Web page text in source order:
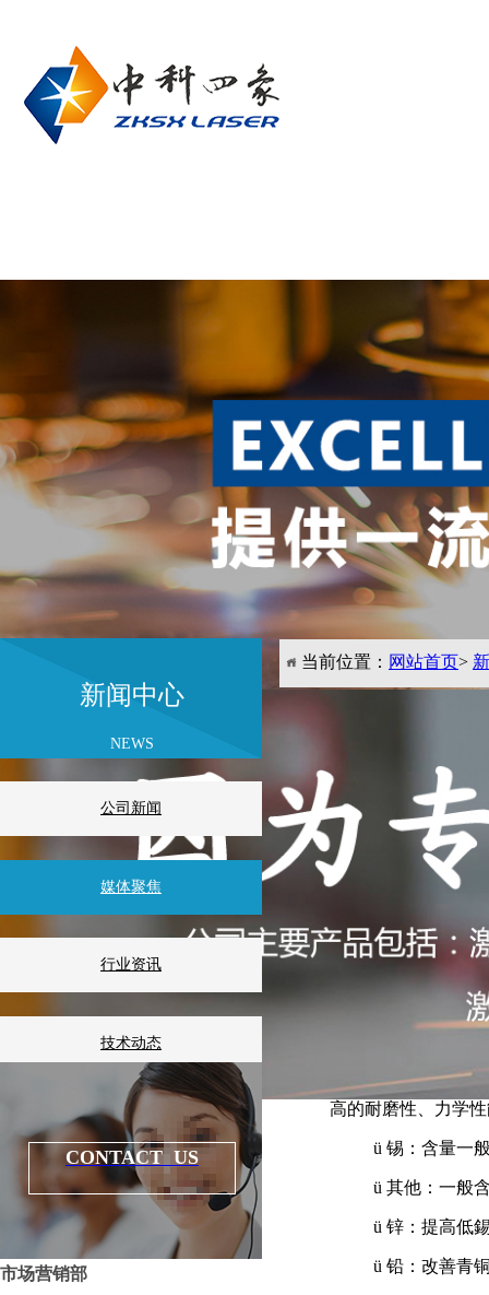
当前位置： 网站首页>
点击数: 41651 作者:未
高的耐磨性、力学
ü 锡：含量一
ü 其他：一般
ü 锌：提高低
ü 铅：改善青
新闻中心
NEWS
公司新闻
媒体聚焦
行业资讯
技术动态
知识百科
CONTACT US
市场营销部